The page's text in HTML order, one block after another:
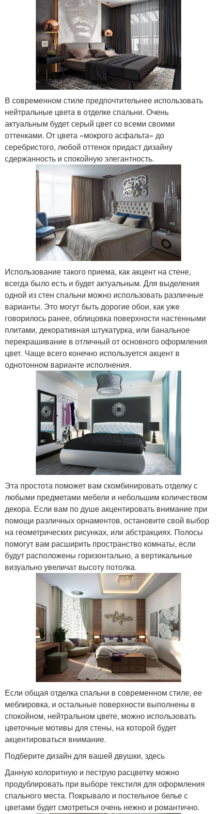
В современном стиле предпочтительнее использовать
нейтральные цвета в отделке спальни. Очень
актуальным будет серый цвет со всеми своими
оттенками. От цвета «мокрого асфальта» до
серебристого, любой оттенок придаст дизайну
сдержанность и спокойную элегантность.
Использование такого приема, как акцент на стене,
всегда было есть и будет актуальным. Для выделения
одной из стен спальни можно использовать различные
варианты. Это могут быть дорогие обои, как уже
говорилось ранее, облицовка поверхности настенными
плитами, декоративная штукатурка, или банальное
перекрашивание в отличный от основного оформления
цвет. Чаще всего конечно используется акцент в
однотонном варианте исполнения.
Эта простота поможет вам скомбинировать отделку с
любыми предметами мебели и небольшим количеством
декора. Если вам по душе акцентировать внимание при
помощи различных орнаментов, остановите свой выбор
на геометрических рисунках, или абстракциях. Полосы
помогут вам расширить пространство комнаты, если
будут расположены горизонтально, а вертикальные
визуально увеличат высоту потолка.
Если общая отделка спальни в современном стиле, ее
меблировка, и остальные поверхности выполнены в
спокойном, нейтральном цвете, можно использовать
цветочные мотивы для стены, на которой будет
акцентироваться внимание.
Подберите дизайн для вашей двушки, здесь
Данную колоритную и пеструю расцветку можно
продублировать при выборе текстиля для оформления
спального места. Покрывало и постельное белье с
цветами будет смотреться очень нежно и романтично.